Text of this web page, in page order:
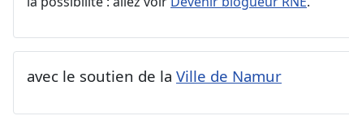
avec le soutien de la Ville de Namur